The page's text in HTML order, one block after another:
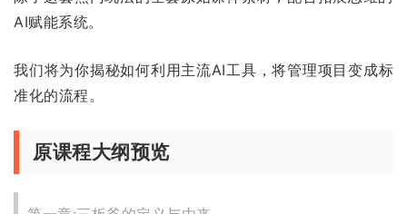
AI赋能系统。
我们将为你揭秘如何利用主流AI工具，将管理项目变成标
准化的流程。
原课程大纲预览